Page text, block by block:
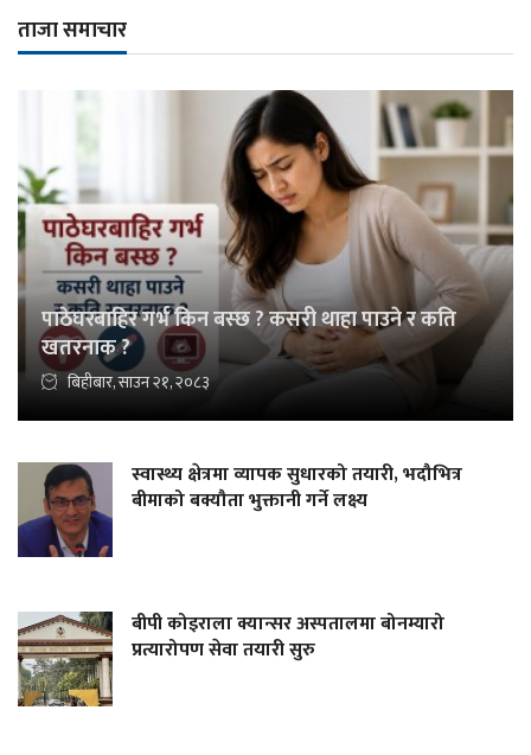
ताजा समाचार
पाठेघरबाहिर गर्भ किन बस्छ ? कसरी थाहा पाउने र कति
खतरनाक ?
बिहीबार, साउन २१, २०८३
स्वास्थ्य क्षेत्रमा व्यापक सुधारको तयारी, भदौभित्र
बीमाको बक्यौता भुक्तानी गर्ने लक्ष्य
बीपी कोइराला क्यान्सर अस्पतालमा बोनम्यारो
प्रत्यारोपण सेवा तयारी सुरु